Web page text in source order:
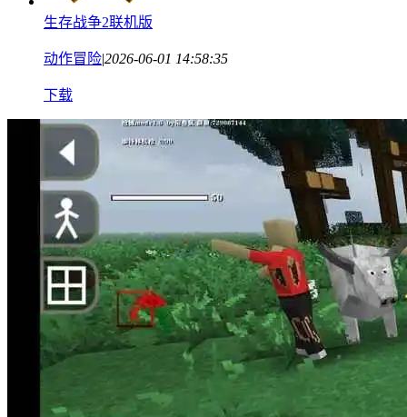
生存战争2联机版
动作冒险|2026-06-01 14:58:35
下载